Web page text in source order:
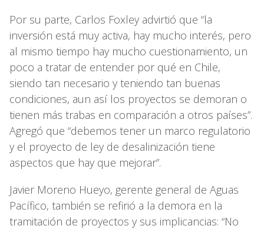
Por su parte, Carlos Foxley advirtió que “la
inversión está muy activa, hay mucho interés, pero
al mismo tiempo hay mucho cuestionamiento, un
poco a tratar de entender por qué en Chile,
siendo tan necesario y teniendo tan buenas
condiciones, aun así los proyectos se demoran o
tienen más trabas en comparación a otros países”.
Agregó que “debemos tener un marco regulatorio
y el proyecto de ley de desalinización tiene
aspectos que hay que mejorar”.
Javier Moreno Hueyo, gerente general de Aguas
Pacífico, también se refirió a la demora en la
tramitación de proyectos y sus implicancias: “No